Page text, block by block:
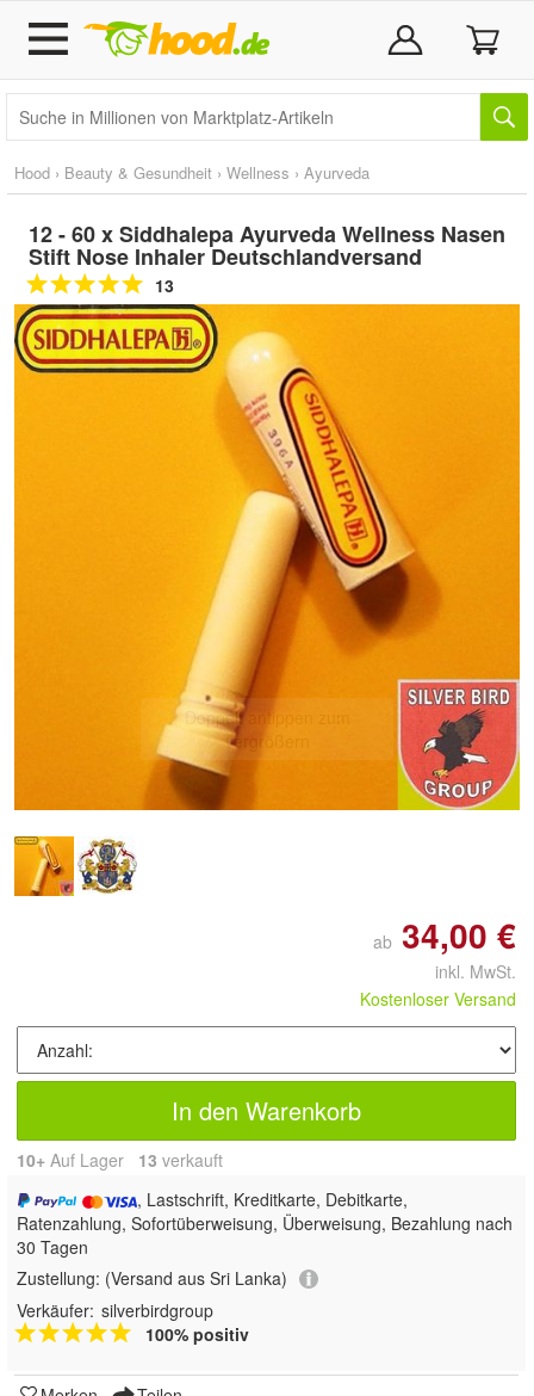
Hood › Beauty & Gesundheit › Wellness › Ayurveda
12 - 60 x Siddhalepa Ayurveda Wellness Nasen
Stift Nose Inhaler Deutschlandversand
13
Doppelt antippen zum
vergrößern
ab 34,00 €
inkl. MwSt.
Kostenloser Versand
In den Warenkorb
10+ Auf Lager 13 verkauft
, Lastschrift, Kreditkarte, Debitkarte,
Ratenzahlung, Sofortüberweisung, Überweisung, Bezahlung nach
30 Tagen
Zustellung: (Versand aus Sri Lanka)
Verkäufer: silverbirdgroup
100% positiv